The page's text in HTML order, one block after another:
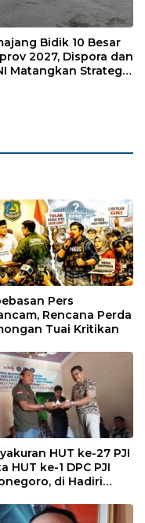
Bidik 10 Besar
2027, Dispora dan
Matangkan Strategi
Pers
Rencana Perda
Tuai Kritikan
HUT ke-27 PJI
HUT ke-1 DPC PJI
di Hadiri